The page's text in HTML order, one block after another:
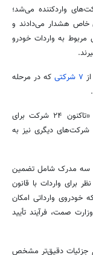
واردکننده می‌شد؛
خاص هشدار می‌دادند و
به واردات خودرو
که در مرحله
در این ارتباط اعلام کرد که «تاکنون ۲۴ شرکت برای
دیگری نیز به
سه مدرک شامل تضمین
برای واردات با قانون
خودروی وارداتی امکان
صمت، فرآیند تأیید
جزئیات دقیق‌تر مشخص